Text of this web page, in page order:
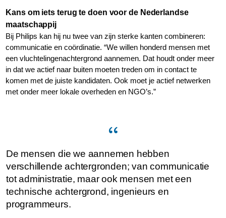
Kans om iets terug te doen voor de Nederlandse
maatschappij
Bij Philips kan hij nu twee van zijn sterke kanten combineren:
communicatie en coördinatie. “We willen honderd mensen met
een vluchtelingenachtergrond aannemen. Dat houdt onder meer
in dat we actief naar buiten moeten treden om in contact te
komen met de juiste kandidaten. Ook moet je actief netwerken
met onder meer lokale overheden en NGO’s.”
De mensen die we aannemen hebben
verschillende achtergronden; van communicatie
tot administratie, maar ook mensen met een
technische achtergrond, ingenieurs en
programmeurs.